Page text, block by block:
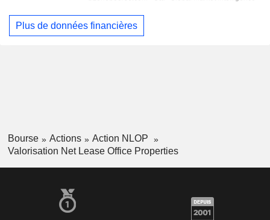
Plus de données financières
Bourse Actions
Action NLOP
Valorisation Net Lease Office Properties